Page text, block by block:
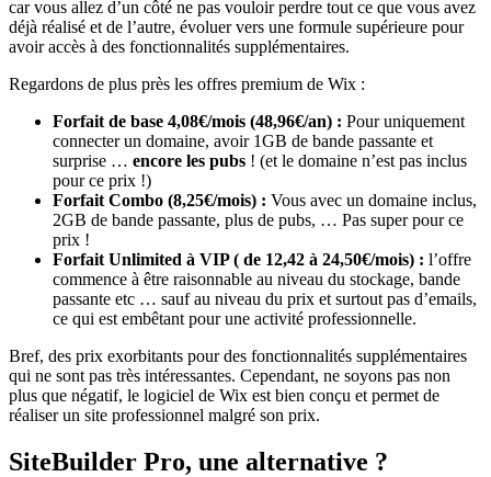
car vous allez d’un côté ne pas vouloir perdre tout ce que vous avez
déjà réalisé et de l’autre, évoluer vers une formule supérieure pour
avoir accès à des fonctionnalités supplémentaires.
Regardons de plus près les offres premium de Wix :
Forfait de base 4,08€/mois (48,96€/an) : Pour uniquement
connecter un domaine, avoir 1GB de bande passante et
surprise … encore les pubs ! (et le domaine n’est pas inclus
pour ce prix !)
Forfait Combo (8,25€/mois) : Vous avec un domaine inclus,
2GB de bande passante, plus de pubs, … Pas super pour ce
prix !
Forfait Unlimited à VIP ( de 12,42 à 24,50€/mois) : l’offre
commence à être raisonnable au niveau du stockage, bande
passante etc … sauf au niveau du prix et surtout pas d’emails,
ce qui est embêtant pour une activité professionnelle.
Bref, des prix exorbitants pour des fonctionnalités supplémentaires
qui ne sont pas très intéressantes. Cependant, ne soyons pas non
plus que négatif, le logiciel de Wix est bien conçu et permet de
réaliser un site professionnel malgré son prix.
SiteBuilder Pro, une alternative ?